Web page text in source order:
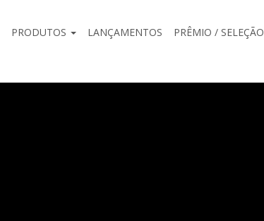
PRODUTOS LANÇAMENTOS PRÊMIO / SELEÇÃO